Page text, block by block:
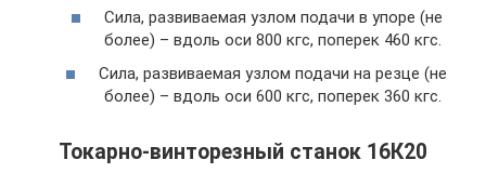
Сила, развиваемая узлом подачи в упоре (не
более) – вдоль оси 800 кгс, поперек 460 кгс.
Сила, развиваемая узлом подачи на резце (не
более) – вдоль оси 600 кгс, поперек 360 кгс.
Токарно-винторезный станок 16К20